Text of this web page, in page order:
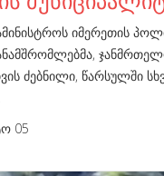
იმერეთის
ძებნილი, წარსულში
05